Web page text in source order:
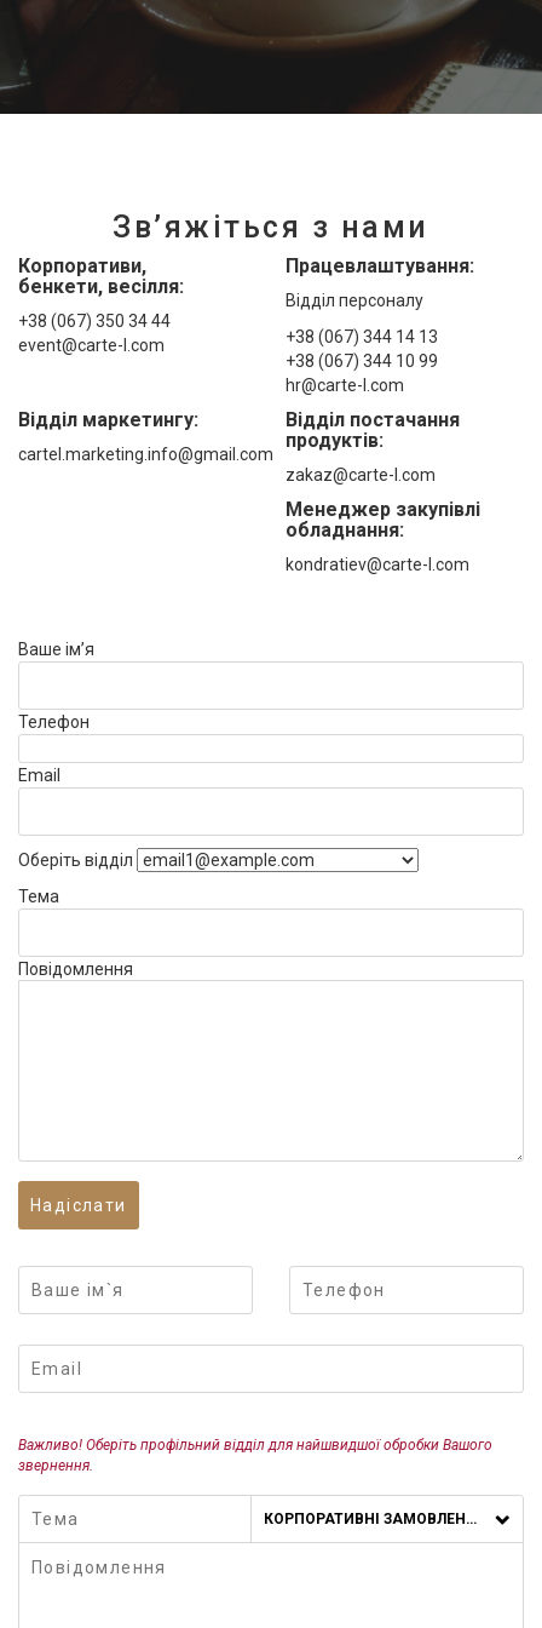
Зв’яжіться з нами
Корпоративи,
бенкети, весілля:
+38 (067) 350 34 44
event@carte-l.com
Працевлаштування:
Відділ персоналу
+38 (067) 344 14 13
+38 (067) 344 10 99
hr@carte-l.com
Відділ маркетингу:
cartel.marketing.info@gmail.com
Відділ постачання
продуктів:
zakaz@carte-l.com
Mенеджер закупівлі
обладнання:
kondratiev@carte-l.com
Ваше ім’я
Телефон
Email
Оберіть відділ
Тема
Повідомлення
Важливо! Оберіть профільний відділ для найшвидшої обробки Вашого
звернення.
КОРПОРАТИВНІ ЗАМОВЛЕННЯ